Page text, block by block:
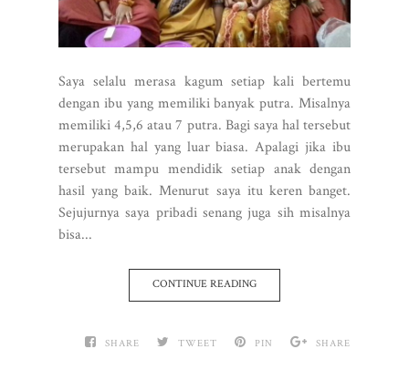
Saya selalu merasa kagum setiap kali bertemu
dengan ibu yang memiliki banyak putra. Misalnya
memiliki 4,5,6 atau 7 putra. Bagi saya hal tersebut
merupakan hal yang luar biasa. Apalagi jika ibu
tersebut mampu mendidik setiap anak dengan
hasil yang baik. Menurut saya itu keren banget.
Sejujurnya saya pribadi senang juga sih misalnya
bisa...
CONTINUE READING
SHARE TWEET PIN SHARE